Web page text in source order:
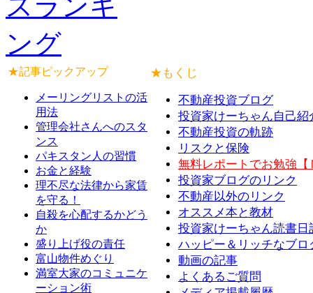
★記事ピックアップ
メーリングリストの活
用法
管理会社さんへのスタ
ンス
パキスタン人の習慣
お金と経験
理不尽な法律から家賃
を守る！
自殺を心配するかどう
か
盛り上げ役の責任
富山物件めぐり
満室大家のコミュニケ
ーション術
★もくじ
不動産投資ブログ
投資家けーちゃん自己紹
不動産投資の軌跡
リスクと保険
無料レポートでお勉強【
投資家ブログのリンク
不動産以外のリンク
オススメ本と教材
投資家けーちゃん読書日
ハッピー＆リッチなブロ
動画の記事
よくあるご質問